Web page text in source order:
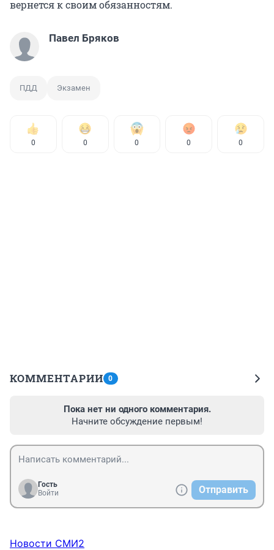
вернется к своим обязанностям.
Павел Бряков
ПДД Экзамен
0 0 0 0 0
КОММЕНТАРИИ 0
Пока нет ни одного комментария.
Начните обсуждение первым!
Гость
Войти
Отправить
Новости СМИ2